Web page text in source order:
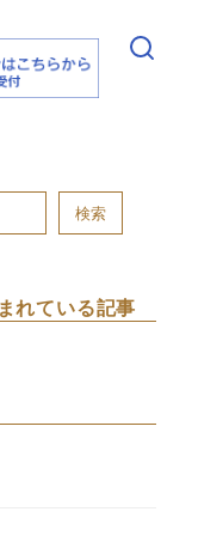
検索
れている記事